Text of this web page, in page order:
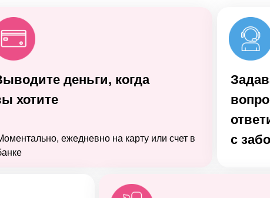
деньги, когда
хотите
ежедневно на карту или счет в
с